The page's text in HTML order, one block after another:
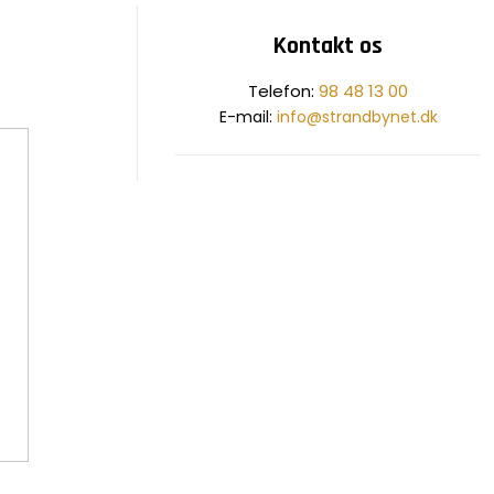
Kontakt os
​Telefon:98 48 13 00
E-mail: info@strandbynet.dk